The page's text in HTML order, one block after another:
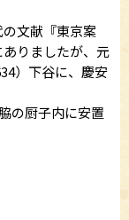
文献『東京案
りましたが、元
）下谷に、慶安
の厨子内に安置